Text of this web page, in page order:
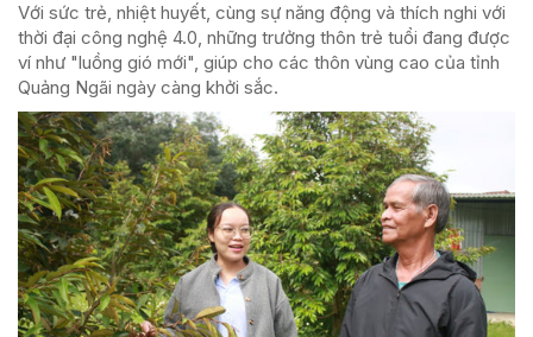
Với sức trẻ, nhiệt huyết, cùng sự năng động và thích nghi với
thời đại công nghệ 4.0, những trưởng thôn trẻ tuổi đang được
ví như "luồng gió mới", giúp cho các thôn vùng cao của tỉnh
Quảng Ngãi ngày càng khởi sắc.